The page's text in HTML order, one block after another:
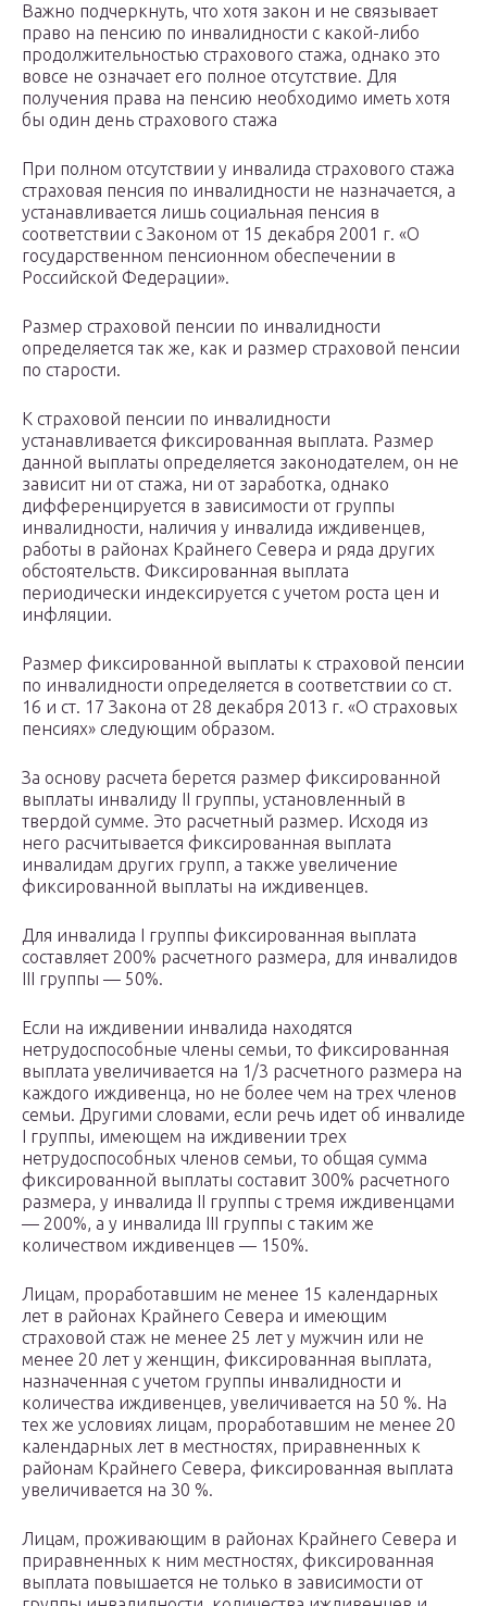
Важно подчеркнуть, что хотя закон и не связывает
право на пенсию по инвалидности с какой-либо
продолжительностью страхового стажа, однако это
вовсе не означает его полное отсутствие. Для
получения права на пенсию необходимо иметь хотя
бы один день страхового стажа
При полном отсутствии у инвалида страхового стажа
страховая пенсия по инвалидности не назначается, а
устанавливается лишь социальная пенсия в
соответствии с Законом от 15 декабря 2001 г. «О
государственном пенсионном обеспечении в
Российской Федерации».
Размер страховой пенсии по инвалидности
определяется так же, как и размер страховой пенсии
по старости.
К страховой пенсии по инвалидности
устанавливается фиксированная выплата. Размер
данной выплаты определяется законодателем, он не
зависит ни от стажа, ни от заработка, однако
дифференцируется в зависимости от группы
инвалидности, наличия у инвалида иждивенцев,
работы в районах Крайнего Севера и ряда других
обстоятельств. Фиксированная выплата
периодически индексируется с учетом роста цен и
инфляции.
Размер фиксированной выплаты к страховой пенсии
по инвалидности определяется в соответствии со ст.
16 и ст. 17 Закона от 28 декабря 2013 г. «О страховых
пенсиях» следующим образом.
За основу расчета берется размер фиксированной
выплаты инвалиду II группы, установленный в
твердой сумме. Это расчетный размер. Исходя из
него расчитывается фиксированная выплата
инвалидам других групп, а также увеличение
фиксированной выплаты на иждивенцев.
Для инвалида I группы фиксированная выплата
составляет 200% расчетного размера, для инвалидов
III группы — 50%.
Если на иждивении инвалида находятся
нетрудоспособные члены семьи, то фиксированная
выплата увеличивается на 1/3 расчетного размера на
каждого иждивенца, но не более чем на трех членов
семьи. Другими словами, если речь идет об инвалиде
I группы, имеющем на иждивении трех
нетрудоспособных членов семьи, то общая сумма
фиксированной выплаты составит 300% расчетного
размера, у инвалида II группы с тремя иждивенцами
— 200%, а у инвалида III группы с таким же
количеством иждивенцев — 150%.
Лицам, проработавшим не менее 15 календарных
лет в районах Крайнего Севера и имеющим
страховой стаж не менее 25 лет у мужчин или не
менее 20 лет у женщин, фиксированная выплата,
назначенная с учетом группы инвалидности и
количества иждивенцев, увеличивается на 50 %. На
тех же условиях лицам, проработавшим не менее 20
календарных лет в местностях, приравненных к
районам Крайнего Севера, фиксированная выплата
увеличивается на 30 %.
Лицам, проживающим в районах Крайнего Севера и
приравненных к ним местностях, фиксированная
выплата повышается не только в зависимости от